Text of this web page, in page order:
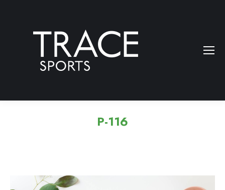
P-116